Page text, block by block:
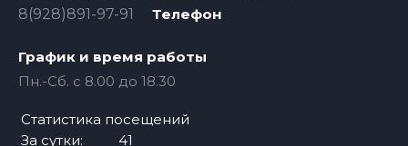
Телефон
8(928)891-97-91
График и время работы
Пн.-Cб. с 8.00 до 18.30
Статистика посещений
За сутки:
41